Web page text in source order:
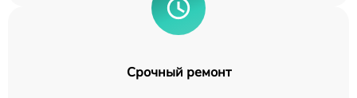
Срочный ремонт